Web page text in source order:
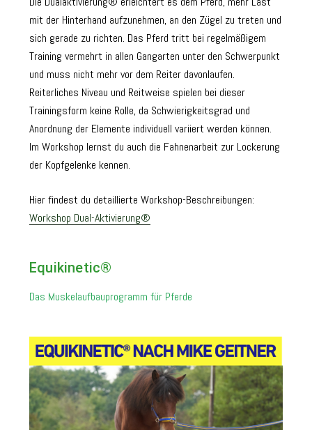
mit der Hinterhand aufzunehmen, an den Zügel zu treten und
sich gerade zu richten. Das Pferd tritt bei regelmäßigem
Training vermehrt in allen Gangarten unter den Schwerpunkt
und muss nicht mehr vor dem Reiter davonlaufen.
Reiterliches Niveau und Reitweise spielen bei dieser
Trainingsform keine Rolle, da Schwierigkeitsgrad und
Anordnung der Elemente individuell variiert werden können.
Im Workshop lernst du auch die Fahnenarbeit zur Lockerung
der Kopfgelenke kennen.
Hier findest du detaillierte Workshop-Beschreibungen:
Workshop Dual-Aktivierung®
Equikinetic®
Das Muskelaufbauprogramm für Pferde